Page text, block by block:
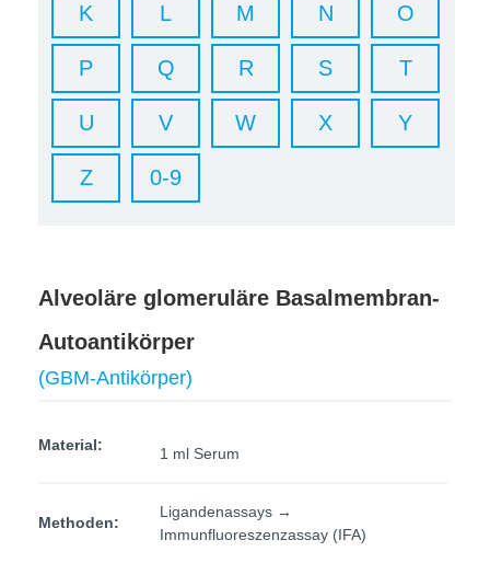
K L M N O
P Q R S T
U V W X Y
Z 0-9
Alveoläre glomeruläre Basalmembran-
Autoantikörper
(GBM-Antikörper)
Material: 1 ml Serum
Methoden:
Ligandenassays →
Immunfluoreszenzassay (IFA)